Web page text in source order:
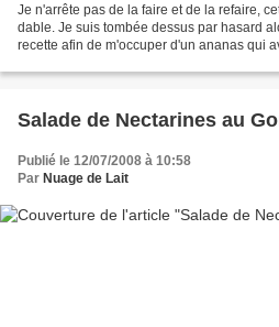
Je n'arrête pas de la faire et de la refaire,
dable. Je suis tombée dessus par hasard
recette afin de m'occuper d'un ananas qui
Salade de Nectarines au
Publié le 12/07/2008 à 10:58
Par Nuage de Lait